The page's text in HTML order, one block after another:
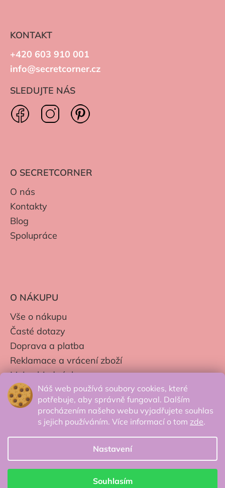
Náš web používá soubory cookies, které
potřebuje, aby správně fungoval. Dalším
procházením našeho webu vyjadřujete souhlas
s jejich používáním. Více informací o tom zde.
Nastavení
Souhlasím
KONTAKT
+420 603 910 001
info@secretcorner.cz
SLEDUJTE NÁS
O SECRETCORNER
O nás
Kontakty
Blog
Spolupráce
O NÁKUPU
Vše o nákupu
Časté dotazy
Doprava a platba
Reklamace a vrácení zboží
Moje objednávky
Obchodní podmínky
Zpracování os. údajů
© 2026 Secretcorner.cz - Všechna práva
vyhrazena.
Vytvořil Shoptet